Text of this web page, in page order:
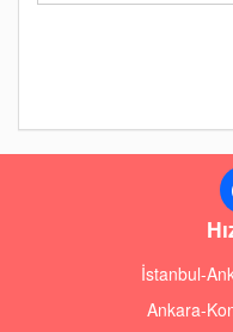
İstanbul-
Ankara-